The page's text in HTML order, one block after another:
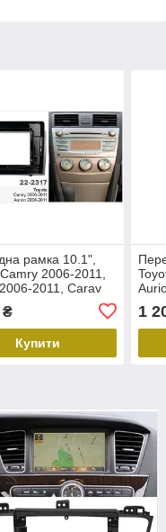
рамка 10.1",
2006-2011,
2011, Carav
Купити
1